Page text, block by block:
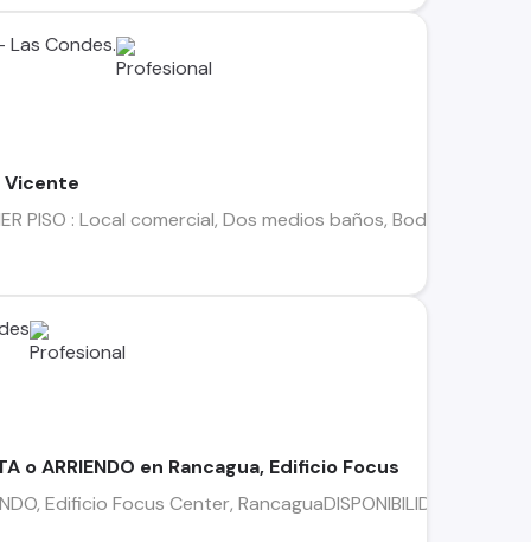
Las Condes.
Vicente
PISO : Local comercial, Dos medios baños,
o ARRIENDO en Rancagua, Edificio Focus
Edificio Focus Center, RancaguaDISPONIBILIDAD